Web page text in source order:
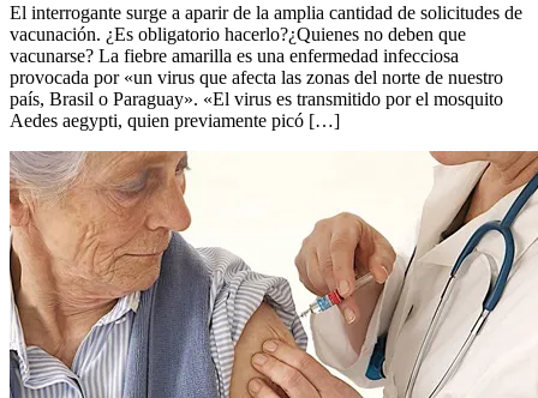
El interrogante surge a aparir de la amplia cantidad de solicitudes de
vacunación. ¿Es obligatorio hacerlo?¿Quienes no deben que
vacunarse? La fiebre amarilla es una enfermedad infecciosa
provocada por «un virus que afecta las zonas del norte de nuestro
país, Brasil o Paraguay». «El virus es transmitido por el mosquito
Aedes aegypti, quien previamente picó […]